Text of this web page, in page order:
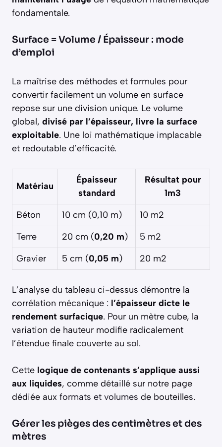
fondamentale.
Surface = Volume / Épaisseur : mode
d’emploi
La maîtrise des méthodes et formules pour
convertir facilement un volume en surface
repose sur une division unique. Le volume
global, divisé par l’épaisseur, livre la surface
exploitable. Une loi mathématique implacable
et redoutable d’efficacité.
Matériau
Épaisseur
standard
Résultat pour
1m3
Béton
10 cm (0,10 m)
10 m2
Terre
20 cm (0,20 m)
5 m2
Gravier
5 cm (0,05 m) 20 m2
L’analyse du tableau ci-dessus démontre la
corrélation mécanique : l’épaisseur dicte le
rendement surfacique. Pour un mètre cube, la
variation de hauteur modifie radicalement
l’étendue finale couverte au sol.
Cette logique de contenants s’applique aussi
aux liquides, comme détaillé sur notre page
dédiée aux formats et volumes de bouteilles.
Gérer les pièges des centimètres et des
mètres